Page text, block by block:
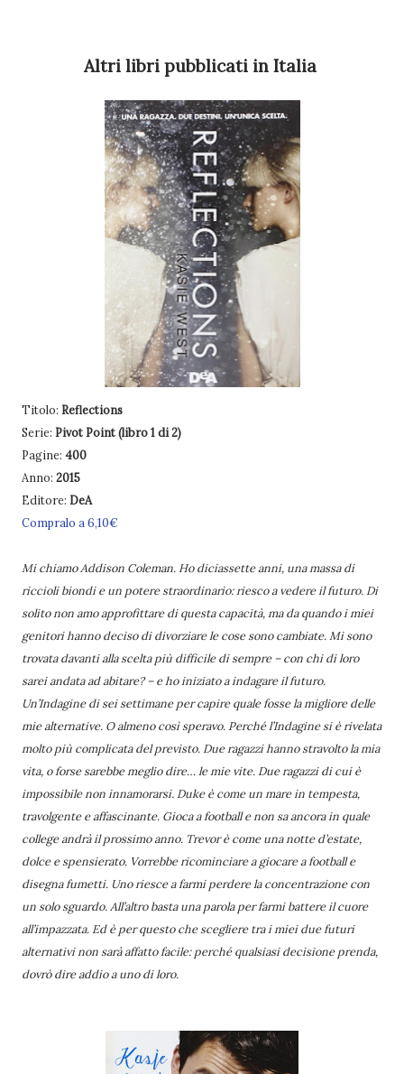
Altri libri pubblicati in Italia
Titolo: Reflections
Serie: Pivot Point (libro 1 di 2)
Pagine: 400
Anno: 2015
Editore: DeA
Compralo a 6,10€
Mi chiamo Addison Coleman. Ho diciassette anni, una massa di
riccioli biondi e un potere straordinario: riesco a vedere il futuro. Di
solito non amo approfittare di questa capacità, ma da quando i miei
genitori hanno deciso di divorziare le cose sono cambiate. Mi sono
trovata davanti alla scelta più difficile di sempre – con chi di loro
sarei andata ad abitare? – e ho iniziato a indagare il futuro.
Un’Indagine di sei settimane per capire quale fosse la migliore delle
mie alternative. O almeno così speravo. Perché l’Indagine si è rivelata
molto più complicata del previsto. Due ragazzi hanno stravolto la mia
vita, o forse sarebbe meglio dire… le mie vite. Due ragazzi di cui è
impossibile non innamorarsi. Duke è come un mare in tempesta,
travolgente e affascinante. Gioca a football e non sa ancora in quale
college andrà il prossimo anno. Trevor è come una notte d’estate,
dolce e spensierato. Vorrebbe ricominciare a giocare a football e
disegna fumetti. Uno riesce a farmi perdere la concentrazione con
un solo sguardo. All’altro basta una parola per farmi battere il cuore
all’impazzata. Ed è per questo che scegliere tra i miei due futuri
alternativi non sarà affatto facile: perché qualsiasi decisione prenda,
dovrò dire addio a uno di loro.